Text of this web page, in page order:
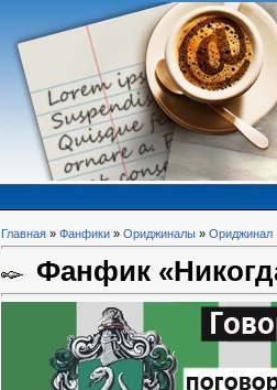
Главная » Фанфики » Ориджиналы » Ориджинал
Фанфик